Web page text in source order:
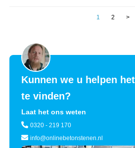
1 2 >
Kunnen we u helpen
te vinden?
Laat het ons weten
0320 - 219 170
info@onlinebetonstenen.nl